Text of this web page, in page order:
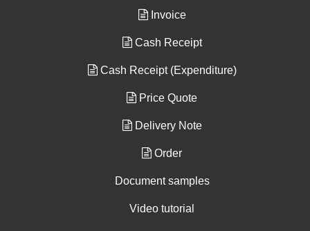
Invoice
Cash Receipt
Cash Receipt (Expenditure)
Price Quote
Delivery Note
Order
Document samples
Video tutorial